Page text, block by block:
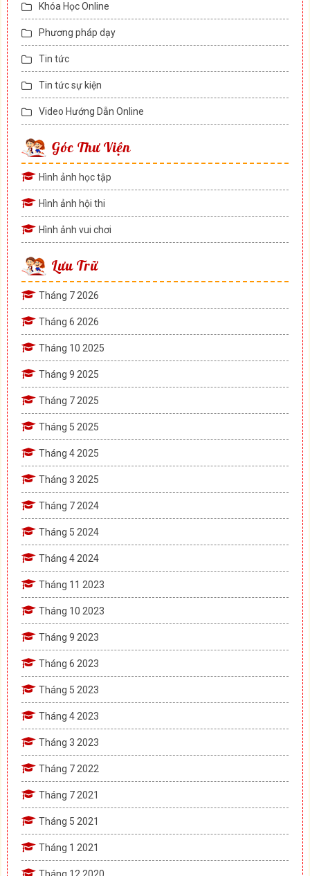
Khóa Học Online
Phương pháp dạy
Tin tức
Tin tức sự kiện
Video Hướng Dẫn Online
Góc Thư Viện
Hình ảnh học tập
Hình ảnh hội thi
Hình ảnh vui chơi
Lưu Trữ
Tháng 7 2026
Tháng 6 2026
Tháng 10 2025
Tháng 9 2025
Tháng 7 2025
Tháng 5 2025
Tháng 4 2025
Tháng 3 2025
Tháng 7 2024
Tháng 5 2024
Tháng 4 2024
Tháng 11 2023
Tháng 10 2023
Tháng 9 2023
Tháng 6 2023
Tháng 5 2023
Tháng 4 2023
Tháng 3 2023
Tháng 7 2022
Tháng 7 2021
Tháng 5 2021
Tháng 1 2021